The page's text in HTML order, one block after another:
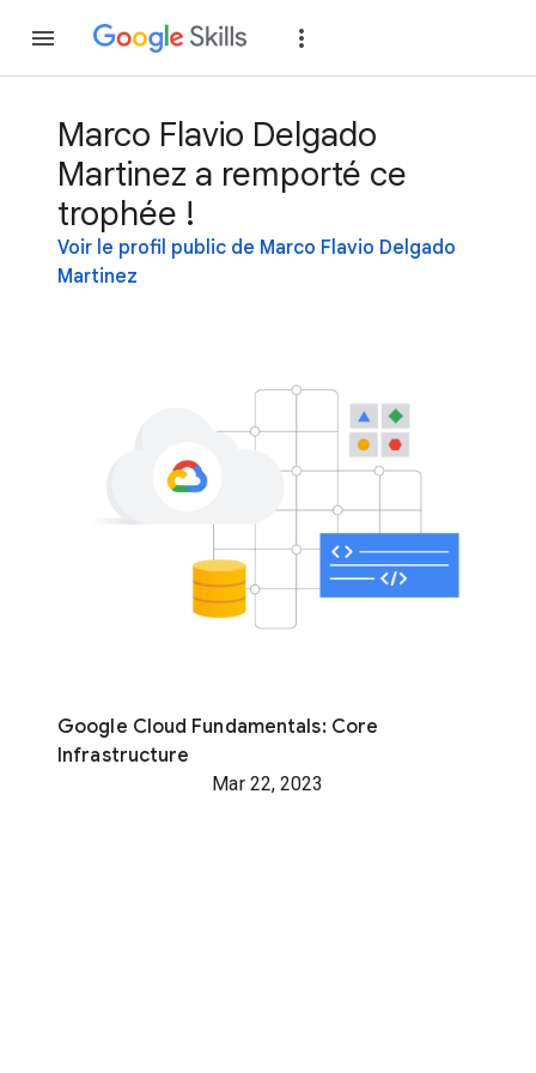
Marco Flavio Delgado
Martinez a remporté ce
trophée !
Voir le profil public de Marco Flavio Delgado
Martinez